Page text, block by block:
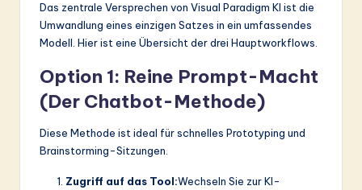
Das zentrale Versprechen von Visual Paradigm KI ist die
Umwandlung eines einzigen Satzes in ein umfassendes
Modell. Hier ist eine Übersicht der drei Hauptworkflows.
Option 1: Reine Prompt-Macht
(Der Chatbot-Methode)
Diese Methode ist ideal für schnelles Prototyping und
Brainstorming-Sitzungen.
Zugriff auf das Tool:Wechseln Sie zur KI-